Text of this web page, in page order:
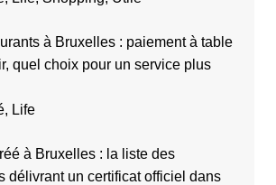
à Bruxelles : paiement à table
quel choix pour un service plus
Life
à Bruxelles : la liste des
délivrant un certificat officiel dans